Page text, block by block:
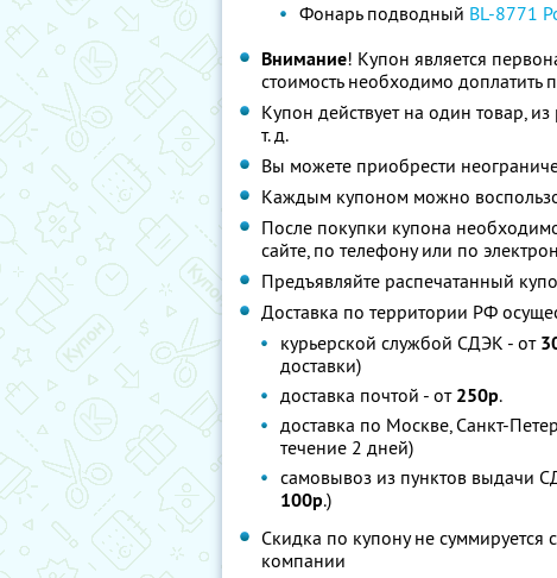
Фонарь подводный BL-8771
Внимание! Купон является
стоимость необходимо доплатить
Купон действует на один товар,
т. д.
Вы можете приобрести
Каждым купоном можно
После покупки купона
сайте, по телефону или по
Предъявляйте распечатанный
Доставка по территории РФ
курьерской службой СДЭК - от
доставки)
доставка почтой - от 250р.
доставка по Москве, Санкт-
течение 2 дней)
самовывоз из пунктов выдачи
100р.)
Скидка по купону не
компании